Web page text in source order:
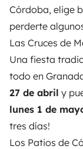
Córdoba, elige
perderte
Las Cruces de
Una fiesta
todo en
27 de abril y
lunes 1 de
tres días!
Los Patios de